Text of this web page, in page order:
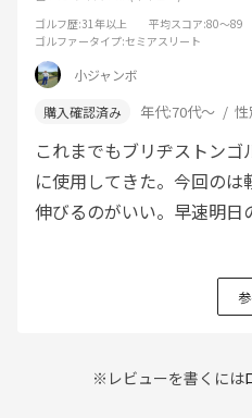
ゴルフ歴:31年以上 平均スコア:80～89
ゴルファータイプ:セミアスリート
小ジャンボ
年代:70代～ 性
これまでもブリヂストン
に使用してきた。今回のは
伸びるのがいい。早速明日
※レビューを書くには